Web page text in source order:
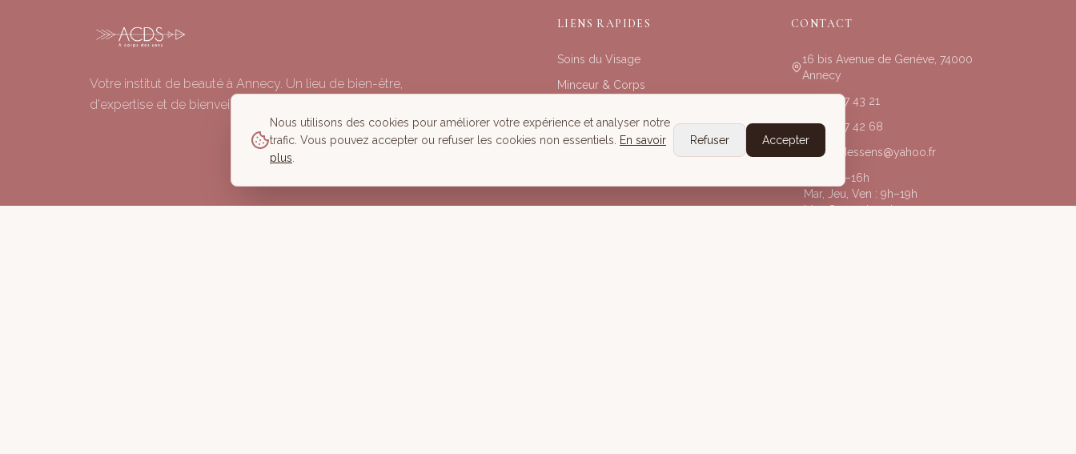
Votre institut de beauté à Annecy. Un lieu de bien-être,
d'expertise et de bienveillance depuis 2006.
LIENS RAPIDES
Soins du Visage
Minceur & Corps
Tous nos Soins
CONTACT
16 bis Avenue de Genève, 74000
Annecy
04 50 67 43 21
06 20 77 42 68
acorpsdessens@yahoo.fr
Lun : 9h–16h
Mar, Jeu, Ven : 9h–19h
Mer, Sam : 9h–13h
Nous utilisons des cookies pour améliorer votre expérience et analyser notre
trafic. Vous pouvez accepter ou refuser les cookies non essentiels.
En savoir
plus
Refuser Accepter